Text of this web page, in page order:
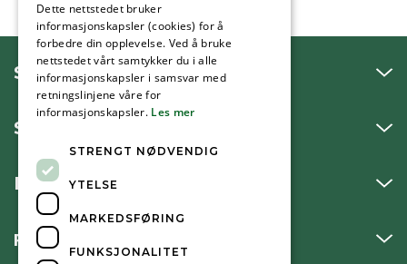
SNAKK MED OSS
SKRIV TIL OSS
BESØK OSS
FØLG OSS
Dette nettstedet bruker
informasjonskapsler (cookies) for å
forbedre din opplevelse. Ved å bruke
nettstedet vårt samtykker du i alle
informasjonskapsler i samsvar med
retningslinjene våre for
informasjonskapsler. Les mer
STRENGT NØDVENDIG
YTELSE
MARKEDSFØRING
FUNKSJONALITET